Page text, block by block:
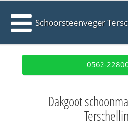
Schoorsteenveger
0562-
Dakgoot